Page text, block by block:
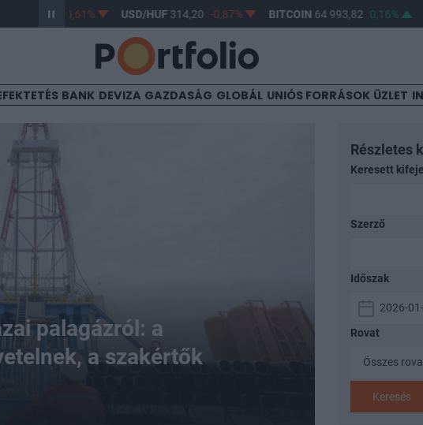
-0,61% USD/HUF314,20 -0,87% BITCOIN64 993,82 0,16% BUX
BANK DEVIZA GAZDASÁG GLOBÁL UNIÓS FORRÁSOK ÜZLET
palagázról: a
a szakértők
Részletes
Keresett
Szerző
Időszak
Rovat
Keresés